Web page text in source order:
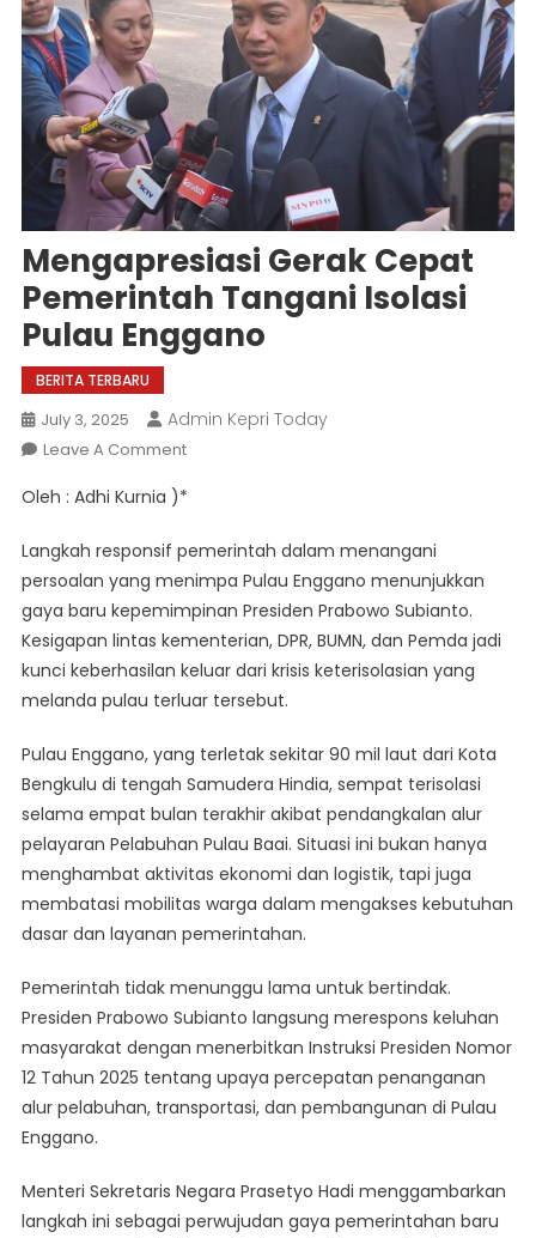
Mengapresiasi Gerak Cepat
Pemerintah Tangani Isolasi
Pulau Enggano
BERITA TERBARU
July 3, 2025 Admin Kepri Today
Leave A CommentOn
Pemerintah
Tangani
Isolasi
Pulau
Enggano
Oleh : Adhi Kurnia )*
Langkah responsif pemerintah dalam menangani
persoalan yang menimpa Pulau Enggano menunjukkan
gaya baru kepemimpinan Presiden Prabowo Subianto.
Kesigapan lintas kementerian, DPR, BUMN, dan Pemda jadi
kunci keberhasilan keluar dari krisis keterisolasian yang
melanda pulau terluar tersebut.
Pulau Enggano, yang terletak sekitar 90 mil laut dari Kota
Bengkulu di tengah Samudera Hindia, sempat terisolasi
selama empat bulan terakhir akibat pendangkalan alur
pelayaran Pelabuhan Pulau Baai. Situasi ini bukan hanya
menghambat aktivitas ekonomi dan logistik, tapi juga
membatasi mobilitas warga dalam mengakses kebutuhan
dasar dan layanan pemerintahan.
Pemerintah tidak menunggu lama untuk bertindak.
Presiden Prabowo Subianto langsung merespons keluhan
masyarakat dengan menerbitkan Instruksi Presiden Nomor
12 Tahun 2025 tentang upaya percepatan penanganan
alur pelabuhan, transportasi, dan pembangunan di Pulau
Enggano.
Menteri Sekretaris Negara Prasetyo Hadi menggambarkan
langkah ini sebagai perwujudan gaya pemerintahan baru